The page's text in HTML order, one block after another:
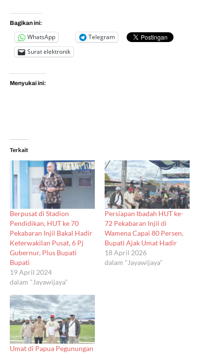
Bagikan ini:
WhatsApp
Telegram
Surat elektronik
Menyukai ini:
Terkait
Berpusat di Stadion
Pendidikan, HUT ke 70
Pekabaran Injil Bakal Hadir
Keterwakilan Pusat, 6 Pj
Gubernur, Plus Bupati
Bupati
19 April 2024
dalam "Jayawijaya"
Persiapan Ibadah HUT ke-
72 Pekabaran Injil di
Wamena Capai 80 Persen,
Bupati Ajak Umat Hadir
18 April 2026
dalam "Jayawijaya"
Umat di Papua Pegunungan